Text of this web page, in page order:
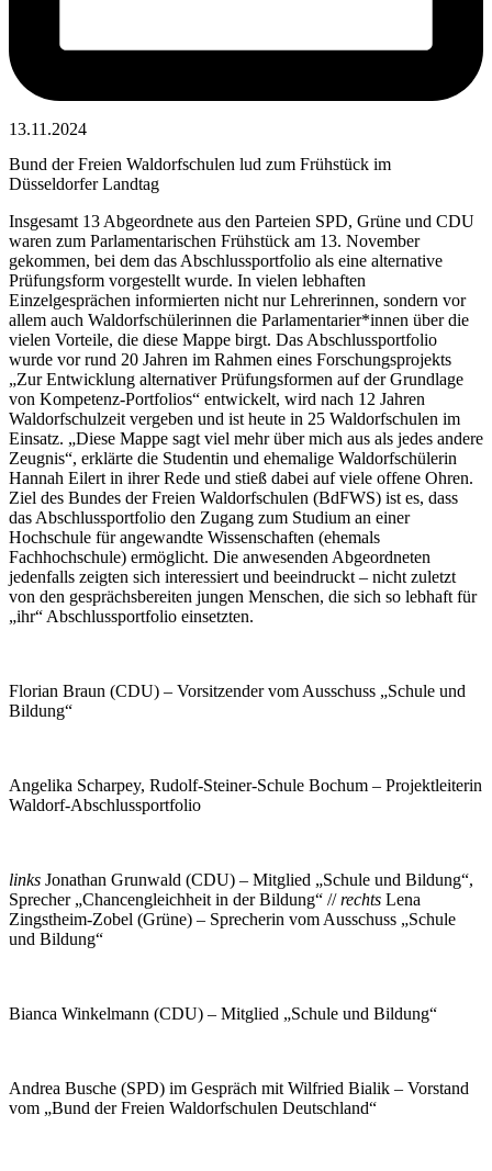
13.11.2024
Bund der Freien Waldorfschulen lud zum Frühstück im
Düsseldorfer Landtag
Insgesamt 13 Abgeordnete aus den Parteien SPD, Grüne und CDU
waren zum Parlamentarischen Frühstück am 13. November
gekommen, bei dem das Abschlussportfolio als eine alternative
Prüfungsform vorgestellt wurde. In vielen lebhaften
Einzelgesprächen informierten nicht nur Lehrerinnen, sondern vor
allem auch Waldorfschülerinnen die Parlamentarier*innen über die
vielen Vorteile, die diese Mappe birgt. Das Abschlussportfolio
wurde vor rund 20 Jahren im Rahmen eines Forschungsprojekts
„Zur Entwicklung alternativer Prüfungsformen auf der Grundlage
von Kompetenz-Portfolios“ entwickelt, wird nach 12 Jahren
Waldorfschulzeit vergeben und ist heute in 25 Waldorfschulen im
Einsatz. „Diese Mappe sagt viel mehr über mich aus als jedes andere
Zeugnis“, erklärte die Studentin und ehemalige Waldorfschülerin
Hannah Eilert in ihrer Rede und stieß dabei auf viele offene Ohren.
Ziel des Bundes der Freien Waldorfschulen (BdFWS) ist es, dass
das Abschlussportfolio den Zugang zum Studium an einer
Hochschule für angewandte Wissenschaften (ehemals
Fachhochschule) ermöglicht. Die anwesenden Abgeordneten
jedenfalls zeigten sich interessiert und beeindruckt – nicht zuletzt
von den gesprächsbereiten jungen Menschen, die sich so lebhaft für
„ihr“ Abschlussportfolio einsetzten.
Florian Braun (CDU) – Vorsitzender vom Ausschuss „Schule und
Bildung“
Angelika Scharpey, Rudolf-Steiner-Schule Bochum – Projektleiterin
Waldorf-Abschlussportfolio
links Jonathan Grunwald (CDU) – Mitglied „Schule und Bildung“,
Sprecher „Chancengleichheit in der Bildung“ //rechts Lena
Zingstheim-Zobel (Grüne) – Sprecherin vom Ausschuss „Schule
und Bildung“
Bianca Winkelmann (CDU) – Mitglied „Schule und Bildung“
Andrea Busche (SPD) im Gespräch mit Wilfried Bialik – Vorstand
vom „Bund der Freien Waldorfschulen Deutschland“